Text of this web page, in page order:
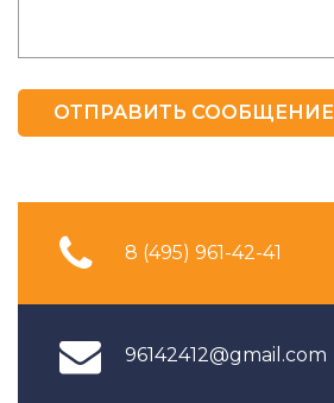
ОТПРАВИТЬ СООБЩЕНИЕ
8 (495) 961-42-41
96142412@gmail.com